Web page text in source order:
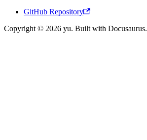
GitHub Repository
Copyright © 2026 yu. Built with Docusaurus.